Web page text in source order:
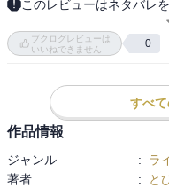
このレビューはネタバレを
帯に「まさかの婚約解消！
の切ない展開かと予想して
ある意味「まさかの」展開
しかも、その時のキュロス
えない。
何でシリアスの場面でギャ
前作にも増してヘタレ具合
ブクログレビューは
いいねできません
0
すべ
作品情報
ジャンル : ラ
著者
: と